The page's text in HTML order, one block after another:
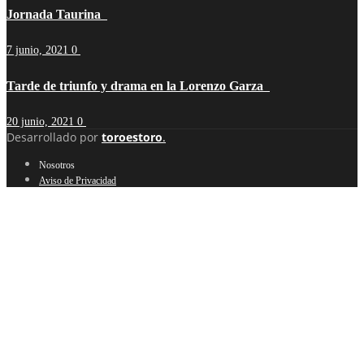
Jornada Taurina
7 junio, 2021 0
Tarde de triunfo y drama en la Lorenzo Garza
20 junio, 2021 0
Desarrollado por toroestoro.
Nosotros
Aviso de Privacidad